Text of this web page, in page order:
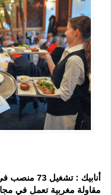
أنابيك :
مقاولة مغربية تعمل في